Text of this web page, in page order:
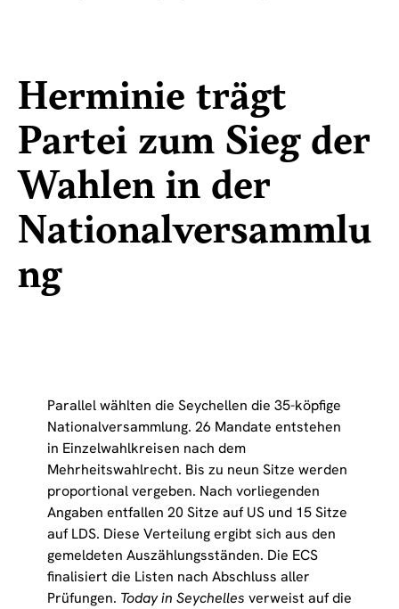
Herminie trägt
Partei zum Sieg der
Wahlen in der
Nationalversammlu
ng
Parallel wählten die Seychellen die 35-köpfige
Nationalversammlung. 26 Mandate entstehen
in Einzelwahlkreisen nach dem
Mehrheitswahlrecht. Bis zu neun Sitze werden
proportional vergeben. Nach vorliegenden
Angaben entfallen 20 Sitze auf US und 15 Sitze
auf LDS. Diese Verteilung ergibt sich aus den
gemeldeten Auszählungsständen. Die ECS
finalisiert die Listen nach Abschluss aller
Prüfungen. Today in Seychelles verweist auf die